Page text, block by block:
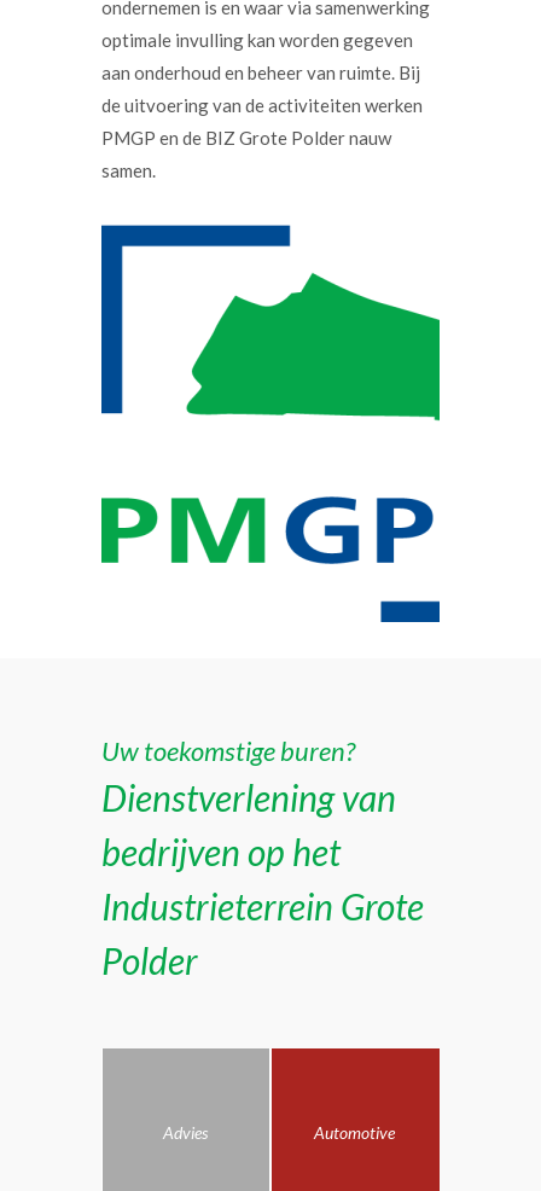
ondernemen is en waar via samenwerking
optimale invulling kan worden gegeven
aan onderhoud en beheer van ruimte. Bij
de uitvoering van de activiteiten werken
PMGP en de BIZ Grote Polder nauw
samen.
Uw toekomstige buren?
Dienstverlening van
bedrijven op het
Industrieterrein Grote
Polder
Advies Automotive